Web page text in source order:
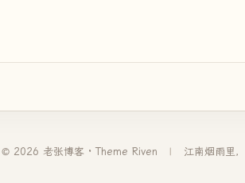
© 2026 老张博客 · Theme Riven 江南烟雨里